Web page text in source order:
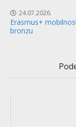
24.07.2026.
Erasmus+
bronzu